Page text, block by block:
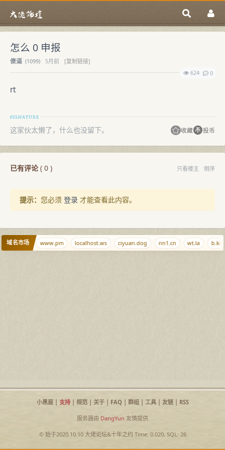
怎么 0 申报
傻逼 (1099) 5月前
[复制链接]
624
0
rt
这家伙太懒了，什么也没留下。 收藏 投币
已有评论( 0 ) 只看楼主 倒序
提示： 您必须 登录 才能查看此内容。
域名市场
zhuti.com www.pm localhost.ws ciyuan.dog nn1.cn wt.la b.kiwi
小黑屋| 支持| 规范| 关于| FAQ| 群组| 工具| 友链| RSS
服务器由 DangYun 友情提供
© 始于2020.10.10 大佬论坛&十年之约Time: 0.020, SQL: 26